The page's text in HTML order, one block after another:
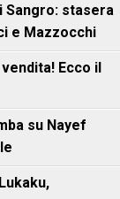
Sangro: stasera
e Mazzocchi
Ecco il
su Nayef